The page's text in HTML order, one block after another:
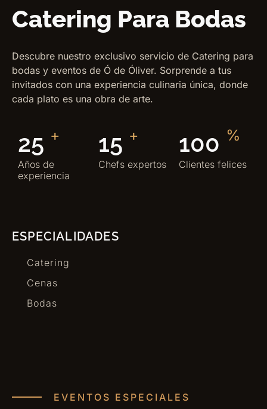
Catering Para Bodas
Descubre nuestro exclusivo servicio de Catering para
bodas y eventos de Ó de Óliver. Sorprende a tus
invitados con una experiencia culinaria única, donde
cada plato es una obra de arte.
25 +
Años de
experiencia
15 +
Chefs expertos
100 %
Clientes felices
ESPECIALIDADES
Catering
Cenas
Bodas
EVENTOS ESPECIALES